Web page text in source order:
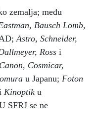
zemalja; među
Bausch Lomb,
Astro, Schneider,
Ross i
Canon, Cosmicar,
u Japanu; Foton
Kinoptik u
SFRJ se ne